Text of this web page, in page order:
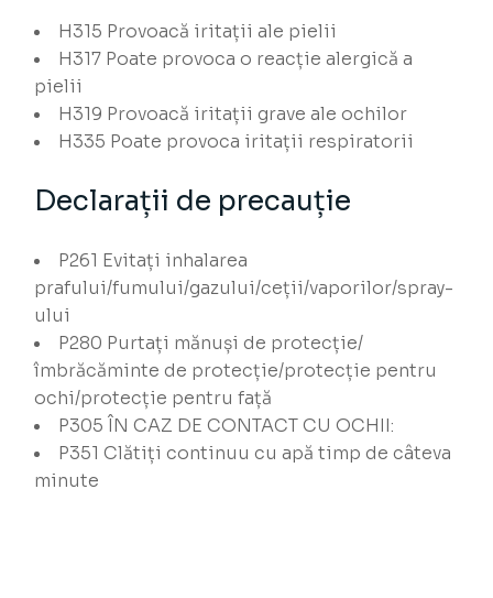
H315 Provoacă iritații ale pielii
H317 Poate provoca o reacție alergică a
pielii
H319 Provoacă iritații grave ale ochilor
H335 Poate provoca iritații respiratorii
Declarații de precauție
P261 Evitați inhalarea
prafului/fumului/gazului/ceții/vaporilor/spray-
ului
P280 Purtați mănuși de protecție/
îmbrăcăminte de protecție/protecție pentru
ochi/protecție pentru față
P305 ÎN CAZ DE CONTACT CU OCHII:
P351 Clătiți continuu cu apă timp de câteva
minute